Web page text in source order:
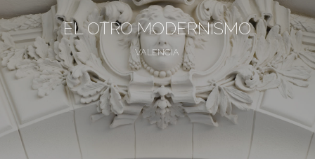
EL OTRO MODERNISMO
VALENCIA